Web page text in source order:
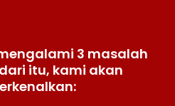
3 masalah
itu, kami akan